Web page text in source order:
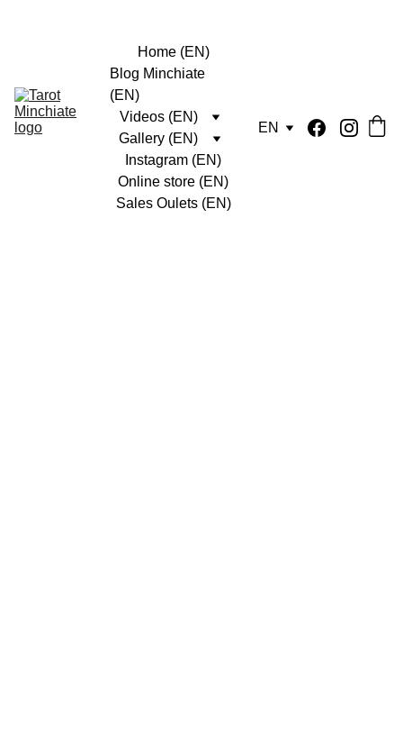
Home (EN)
Blog Minchiate
(EN)
Videos (EN)
Gallery (EN)
Instagram (EN)
Online store (EN)
Sales Oulets (EN)
EN